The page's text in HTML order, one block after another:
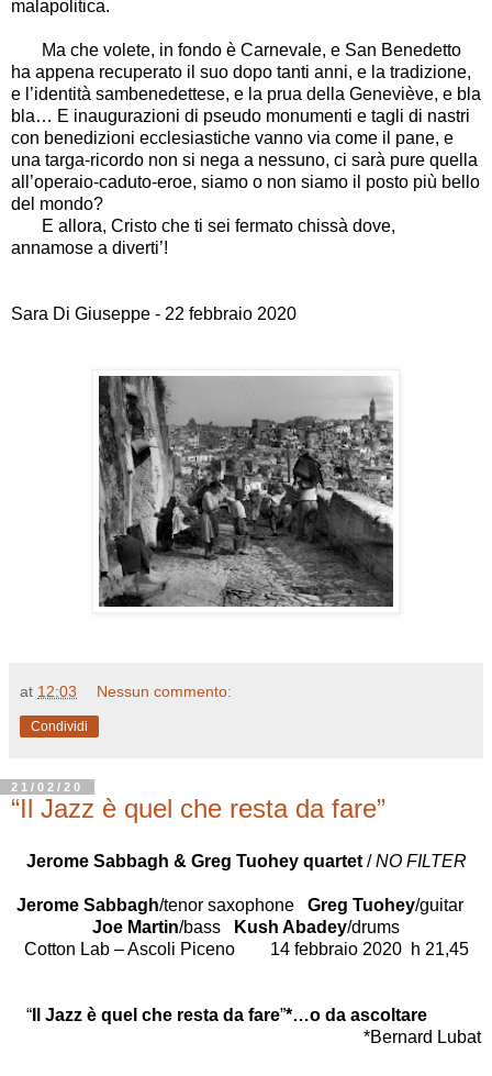
malapolitica.
Ma che volete, in fondo è Carnevale, e San Benedetto
ha appena recuperato il suo dopo tanti anni, e la tradizione,
e l’identità sambenedettese, e la prua della Geneviève, e bla
bla… E inaugurazioni di pseudo monumenti e tagli di nastri
con benedizioni ecclesiastiche vanno via come il pane, e
una targa-ricordo non si nega a nessuno, ci sarà pure quella
all’operaio-caduto-eroe, siamo o non siamo il posto più bello
del mondo?
E allora, Cristo che ti sei fermato chissà dove,
annamose a diverti’!
Sara Di Giuseppe - 22 febbraio 2020
at 12:03 Nessun commento:
Condividi
21/02/20
“Il Jazz è quel che resta da fare”
Jerome Sabbagh & Greg Tuohey quartet /NO FILTER
Jerome Sabbagh/tenor saxophone Greg Tuohey/guitar
Joe Martin/bass Kush Abadey/drums
Cotton Lab – Ascoli Piceno 14 febbraio 2020 h 21,45
“Il Jazz è quel che resta da fare”*…o da ascoltare
*Bernard Lubat